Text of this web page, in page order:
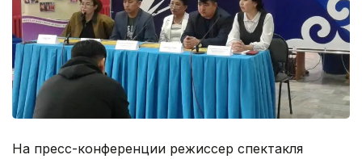
На пресс-конференции режиссер спектакля